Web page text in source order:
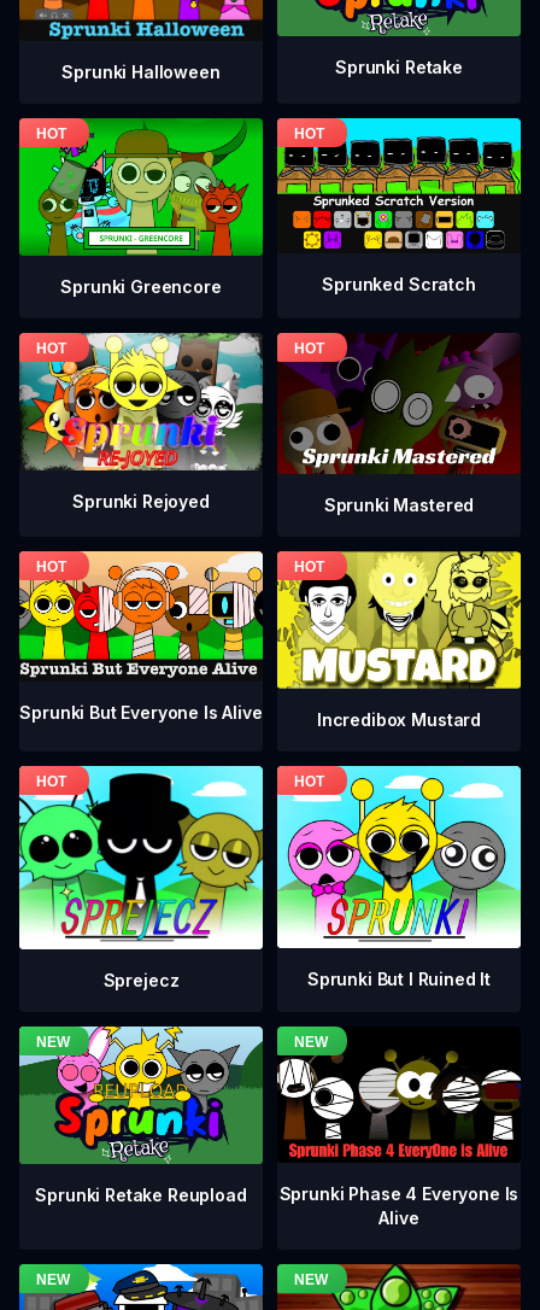
Sprunki Halloween Sprunki Retake
Sprunki Greencore Sprunked Scratch
Sprunki Rejoyed Sprunki Mastered
Sprunki But Everyone Is Alive Incredibox Mustard
Sprejecz Sprunki But I Ruined It
Sprunki Retake Reupload
Sprunki Phase 4 Everyone Is
Alive